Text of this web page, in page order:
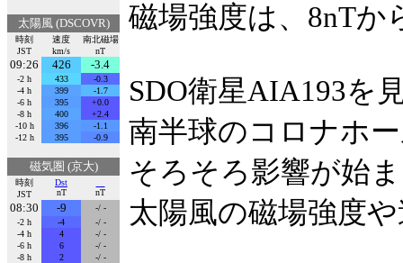
太陽風 (DSCOVR)
時刻
JST
速度
km/s
南北磁場
nT
09:26 426 -3.4
-2 h 433
-0.3
-4 h
399
-1.7
-6 h
395
+0.0
-8 h
400
+2.4
-10 h
396
-1.1
-12 h
395 -0.9
磁気圏 (京大)
時刻
JST
Dst
nT
nT
08:30 -9
-/ -
-2 h
-4
-/ -
-4 h
4
-/ -
-6 h
6
-/ -
-8 h
2
-/ -
磁場強度は、8nTか
SDO衛星AIA193を
南半球のコロナホ
そろそろ影響が始
太陽風の磁場強度